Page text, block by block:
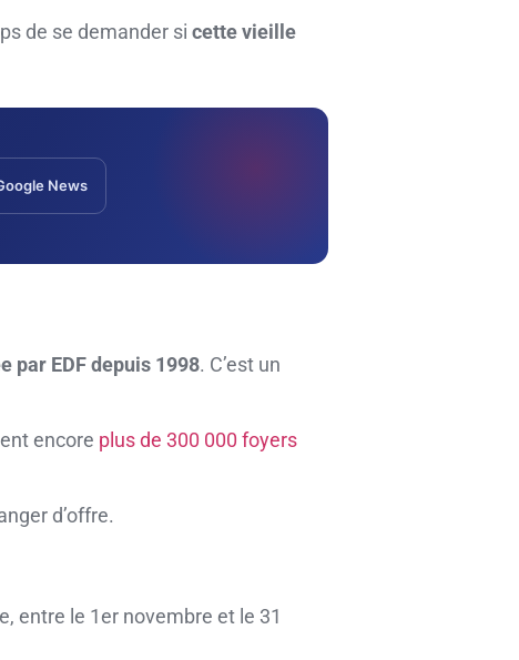
de se demander si cette vieille
News
par EDF depuis 1998. C’est un
encore plus de 300 000 foyers
d’offre.
entre le 1er novembre et le 31